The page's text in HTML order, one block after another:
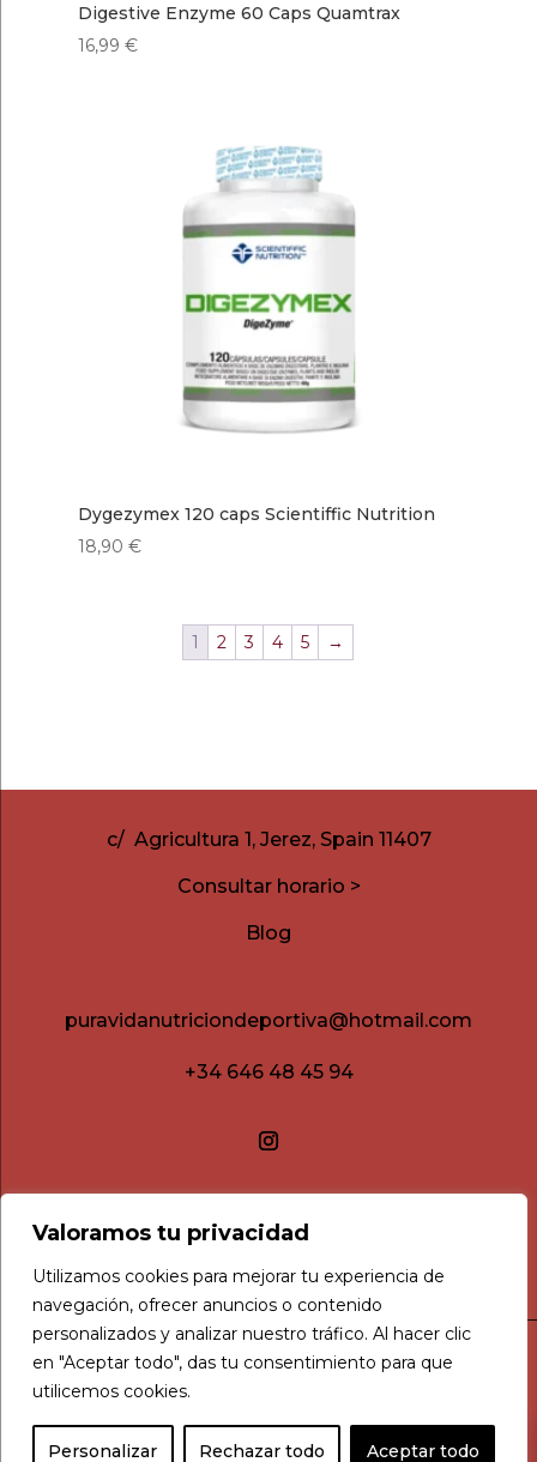
Valoramos tu privacidad
Utilizamos cookies para mejorar tu experiencia de
navegación, ofrecer anuncios o contenido
personalizados y analizar nuestro tráfico. Al hacer clic
en "Aceptar todo", das tu consentimiento para que
utilicemos cookies.
Personalizar Rechazar todo Aceptar todo
Digestive Enzyme 60 Caps Quamtrax
16,99 €
Dygezymex 120 caps Scientiffic Nutrition
18,90 €
1 2 3 4 5 →
c/ Agricultura 1, Jerez, Spain 11407
Consultar horario >
Blog
puravidanutriciondeportiva@hotmail.com
+34 646 48 45 94
Aviso legal
Política de privacidad
Política de cookies
Condiciones de compra